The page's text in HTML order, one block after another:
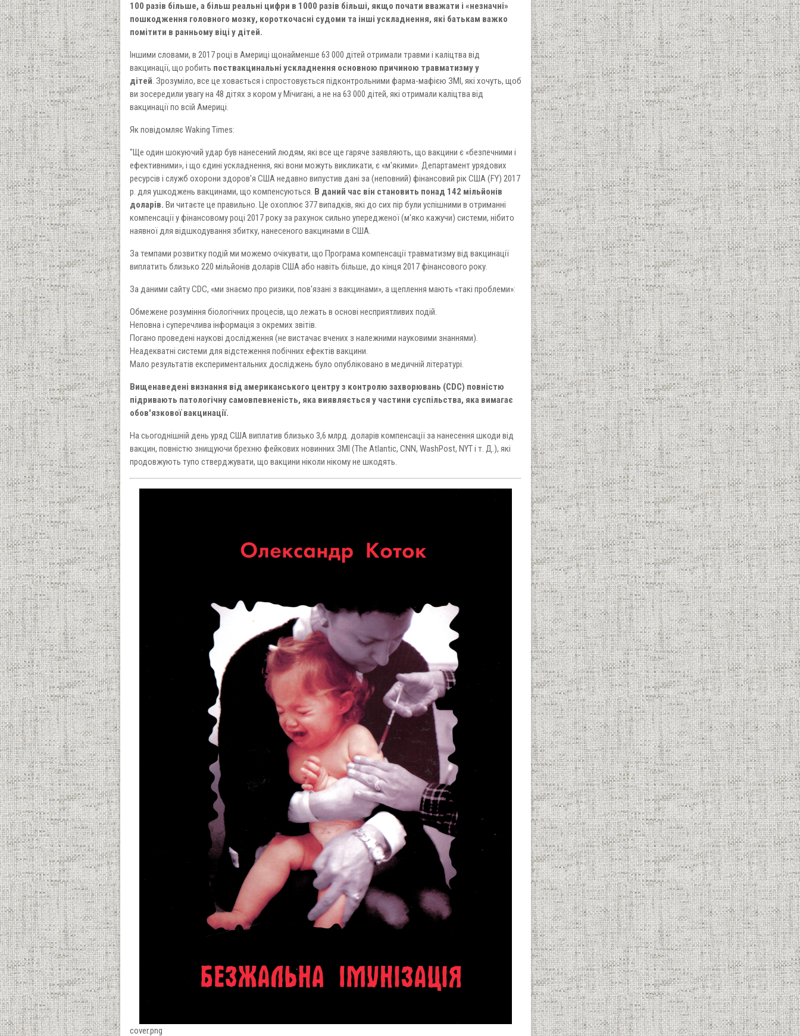
100 разів більше, а більш реальні цифри в 1000 разів більші, якщо почати вважати і «незначні»
пошкодження головного мозку, короткочасні судоми та інші ускладнення, які батькам важко
помітити в ранньому віці у дітей.
Іншими словами, в 2017 році в Америці щонайменше 63 000 дітей отримали травми і каліцтва від
вакцинації, що робить поствакцинальні ускладнення основною причиною травматизму у
дітей. Зрозуміло, все це ховається і спростовується підконтрольними фарма-мафією ЗМІ, які хочуть, щоб
ви зосередили увагу на 48 дітях з кором у Мічигані, а не на 63 000 дітей, які отримали каліцтва від
вакцинації по всій Америці.
Як повідомляє Waking Times:
"Ще один шокуючий удар був нанесений людям, які все ще гаряче заявляють, що вакцини є «безпечними і
ефективними», і що єдині ускладнення, які вони можуть викликати, є «м'якими». Департамент урядових
ресурсів і служб охорони здоров'я США недавно випустив дані за (неповний) фінансовий рік США (FY) 2017
р. для ушкоджень вакцинами, що компенсуються. В даний час він становить понад 142 мільйонів
доларів. Ви читаєте це правильно. Це охоплює 377 випадків, які до сих пір були успішними в отриманні
компенсації у фінансовому році 2017 року за рахунок сильно упередженої (м'яко кажучи) системи, нібито
наявної для відшкодування збитку, нанесеного вакцинами в США.
За темпами розвитку подій ми можемо очікувати, що Програма компенсації травматизму від вакцинації
виплатить близько 220 мільйонів доларів США або навіть більше, до кінця 2017 фінансового року.
За даними сайту CDC, «ми знаємо про ризики, пов'язані з вакцинами», а щеплення мають «такі проблеми»:
Обмежене розуміння біологічних процесів, що лежать в основі несприятливих подій.
Неповна і суперечлива інформація з окремих звітів.
Погано проведені наукові дослідження (не вистачає вчених з належними науковими знаннями).
Неадекватні системи для відстеження побічних ефектів вакцини.
Мало результатів експериментальних досліджень було опубліковано в медичній літературі.
Вищенаведені визнання від американського центру з контролю захворювань (CDC) повністю
підривають патологічну самовпевненість, яка виявляється у частини суспільства, яка вимагає
обов'язкової вакцинації.
На сьогоднішній день уряд США виплатив близько 3,6 млрд. доларів компенсації за нанесення шкоди від
вакцин, повністю знищуючи брехню фейкових новинних ЗМІ (The Atlantic, CNN, WashPost, NYT і т. Д.), які
продовжують тупо стверджувати, що вакцини ніколи нікому не шкодять.
cover.png